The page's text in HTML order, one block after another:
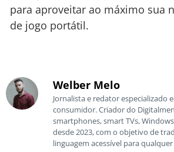
para aproveitar ao máximo sua
de jogo portátil.
Welber Melo
Jornalista e redator especializado
consumidor. Criador do
smartphones, smart TVs,
desde 2023, com o objetivo de
linguagem acessível para